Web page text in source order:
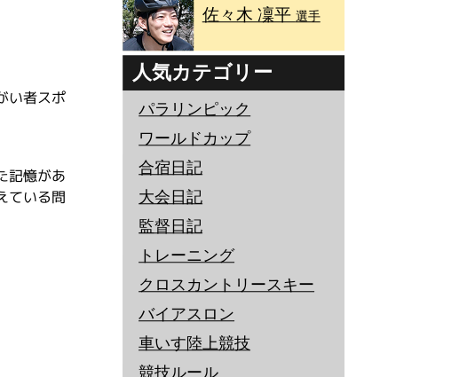
い者スポ
記憶があ
ている問
佐々木 凜平 選手
人気カテゴリー
パラリンピック
ワールドカップ
合宿日記
大会日記
監督日記
トレーニング
クロスカントリースキー
バイアスロン
車いす陸上競技
競技ルール